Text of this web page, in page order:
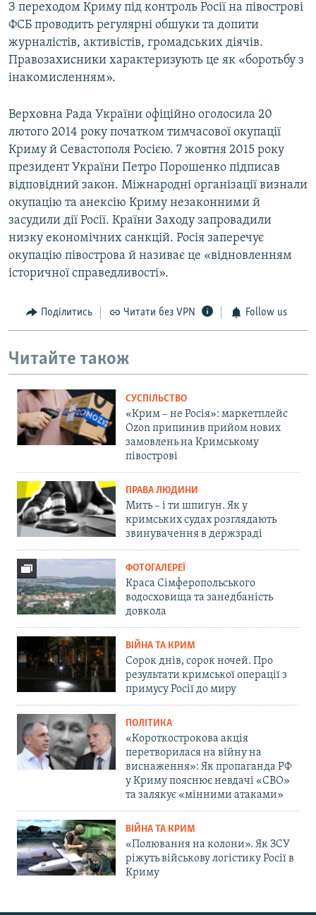
З переходом Криму під контроль Росії на півострові
ФСБ проводить регулярні обшуки та допити
журналістів, активістів, громадських діячів.
Правозахисники характеризують це як «боротьбу з
інакомисленням».
Верховна Рада України офіційно оголосила 20
лютого 2014 року початком тимчасової окупації
Криму й Севастополя Росією. 7 жовтня 2015 року
президент України Петро Порошенко підписав
відповідний закон. Міжнародні організації визнали
окупацію та анексію Криму незаконними й
засудили дії Росії. Країни Заходу запровадили
низку економічних санкцій. Росія заперечує
окупацію півострова й називає це «відновленням
історичної справедливості».
Поділитись Читати без VPN Follow us
Читайте також
СУСПІЛЬСТВО
«Крим – не Росія»: маркетплейс
Ozon припинив прийом нових
замовлень на Кримському
півострові
ПРАВА ЛЮДИНИ
Мить – і ти шпигун. Як у
кримських судах розглядають
звинувачення в держзраді
ФОТОГАЛЕРЕЇ
Краса Сімферопольського
водосховища та занедбаність
довкола
ВІЙНА ТА КРИМ
Сорок днів, сорок ночей. Про
результати кримської операції з
примусу Росії до миру
ПОЛІТИКА
«Короткострокова акція
перетворилася на війну на
виснаження»: Як пропаганда РФ
у Криму пояснює невдачі «СВО»
та залякує «мінними атаками»
ВІЙНА ТА КРИМ
«Полювання на колони». Як ЗСУ
ріжуть військову логістику Росії в
Криму